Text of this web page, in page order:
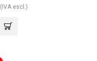
(IVA escl.)